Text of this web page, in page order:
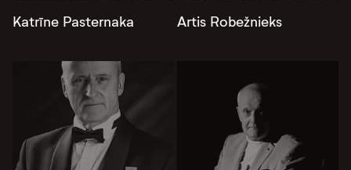
Katrīne Pasternaka Artis Robežnieks